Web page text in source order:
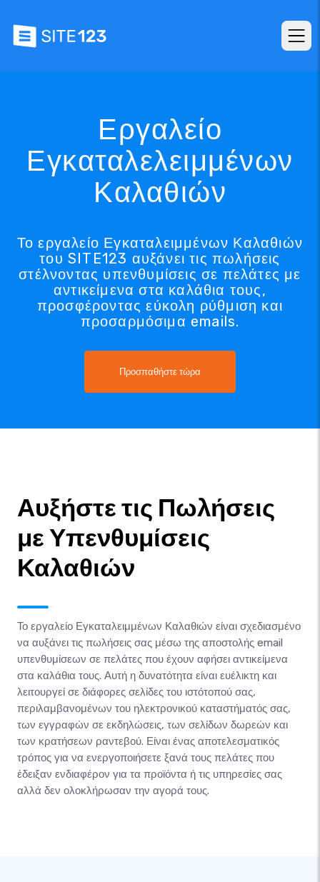
Εργαλείο
Εγκαταλελειμμένων
Καλαθιών
Το εργαλείο Εγκαταλειμμένων Καλαθιών
του SITE123 αυξάνει τις πωλήσεις
στέλνοντας υπενθυμίσεις σε πελάτες με
αντικείμενα στα καλάθια τους,
προσφέροντας εύκολη ρύθμιση και
προσαρμόσιμα emails.
Προσπαθήστε τώρα
Αυξήστε τις Πωλήσεις
με Υπενθυμίσεις
Καλαθιών
Το εργαλείο Εγκαταλειμμένων Καλαθιών είναι σχεδιασμένο
να αυξάνει τις πωλήσεις σας μέσω της αποστολής email
υπενθυμίσεων σε πελάτες που έχουν αφήσει αντικείμενα
στα καλάθια τους. Αυτή η δυνατότητα είναι ευέλικτη και
λειτουργεί σε διάφορες σελίδες του ιστότοπού σας,
περιλαμβανομένων του ηλεκτρονικού καταστήματός σας,
των εγγραφών σε εκδηλώσεις, των σελίδων δωρεών και
των κρατήσεων ραντεβού. Είναι ένας αποτελεσματικός
τρόπος για να ενεργοποιήσετε ξανά τους πελάτες που
έδειξαν ενδιαφέρον για τα προϊόντα ή τις υπηρεσίες σας
αλλά δεν ολοκλήρωσαν την αγορά τους.